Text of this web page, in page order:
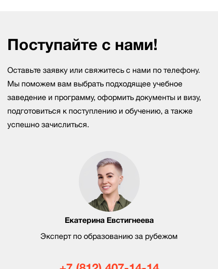
Поступайте с нами!
Екатерина Евстигнеева
Эксперт по образованию за рубежом
Оставьте заявку или свяжитесь с нами по телефону.
Мы поможем вам выбрать подходящее учебное
заведение и программу, оформить документы и визу,
подготовиться к поступлению и обучению, а также
успешно зачислиться.